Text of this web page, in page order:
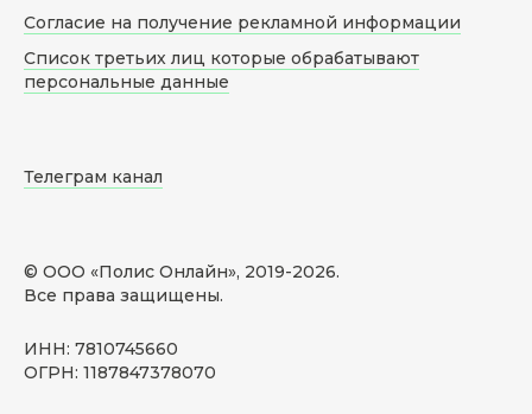
© ООО «Полис Онлайн», 2019-2026.
Все права защищены.
ИНН: 7810745660
ОГРН: 1187847378070
Согласие на получение рекламной информации
Список третьих лиц которые обрабатывают
персональные данные
Телеграм канал